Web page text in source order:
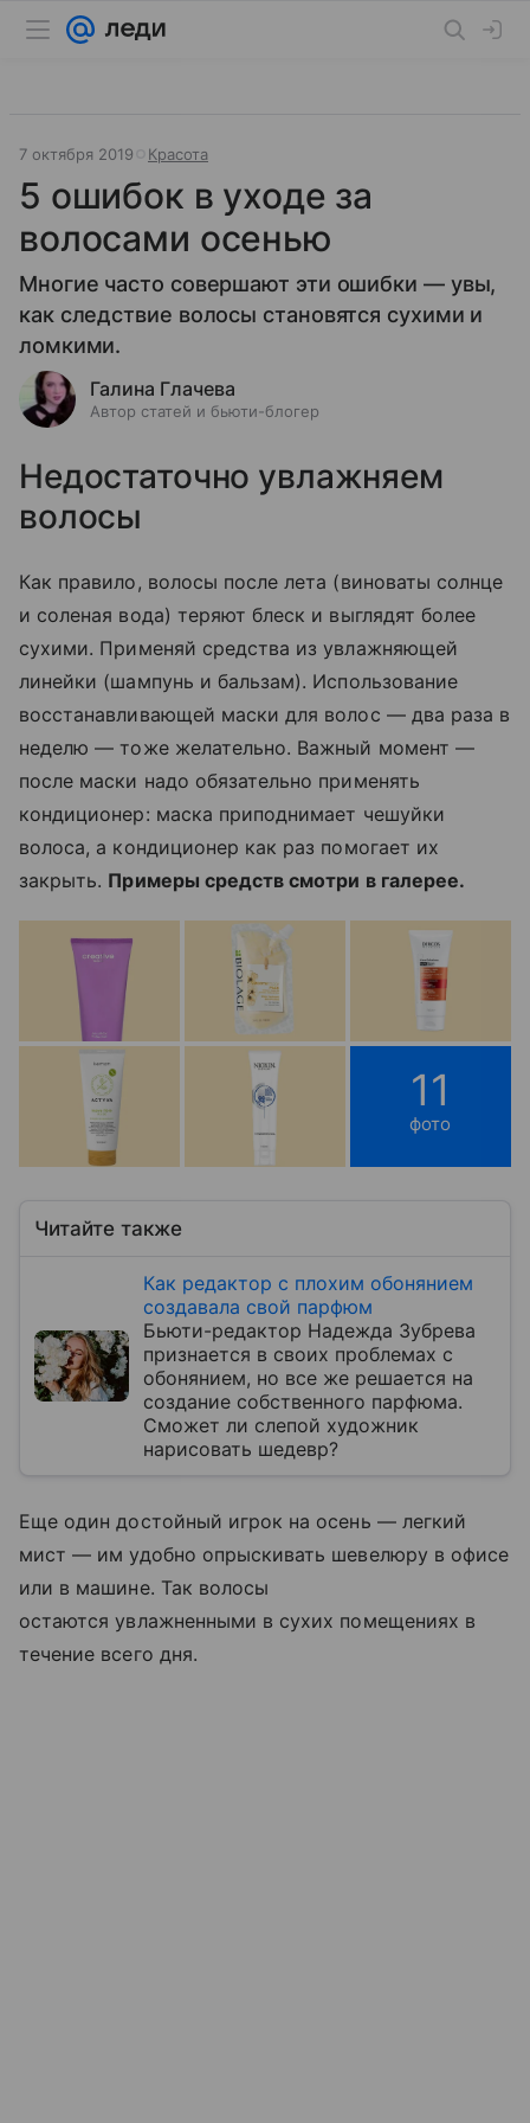
7 октября 2019 Красота
5 ошибок в уходе за
волосами осенью
Многие часто совершают эти ошибки — увы,
как следствие волосы становятся сухими и
ломкими.
Галина Глачева
Автор статей и бьюти-блогер
Недостаточно увлажняем
волосы
Как правило, волосы после лета (виноваты солнце
и соленая вода) теряют блеск и выглядят более
сухими. Применяй средства из увлажняющей
линейки (шампунь и бальзам). Использование
восстанавливающей маски для волос — два раза в
неделю — тоже желательно. Важный момент —
после маски надо обязательно применять
кондиционер: маска приподнимает чешуйки
волоса, а кондиционер как раз помогает их
закрыть. Примеры средств смотри в галерее.
11
фото
Читайте также
Как редактор с плохим обонянием
создавала свой парфюм
Бьюти-редактор Надежда Зубрева
признается в своих проблемах с
обонянием, но все же решается на
создание собственного парфюма.
Сможет ли слепой художник
нарисовать шедевр?
Еще один достойный игрок на осень — легкий
мист — им удобно опрыскивать шевелюру в офисе
или в машине. Так волосы
остаются увлажненными в сухих помещениях в
течение всего дня.